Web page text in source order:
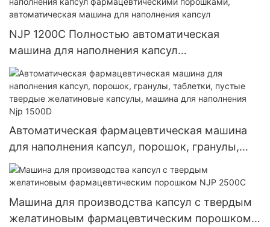
NJP 1200C Полностью автоматическая
машина для наполнения капсул
фармацевтическими порошками,
автоматическая машина для наполнения
капсул
Автоматическая фармацевтическая машина
для наполнения капсул, порошок, гранулы,
таблетки, пустые твердые желатиновые
капсулы, машина для наполнения Njp 1500D
Машина для производства капсул с твердым
желатиновым фармацевтическим порошком